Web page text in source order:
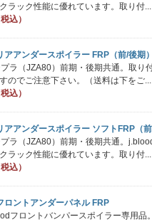
ラック性能に優れています。取り付...
込）
アンダースポイラー FRP（前/後期）
ラ（JZA80）前期・後期共通。取り
のでご注意下さい。（送料は下をご...
込）
アンダースポイラー ソフトFRP（前/
ラ（JZA80）前期・後期共通。
ラック性能に優れています。取り付...
込）
ロントアンダーパネル FRP
フロントバンパースポイラー専用